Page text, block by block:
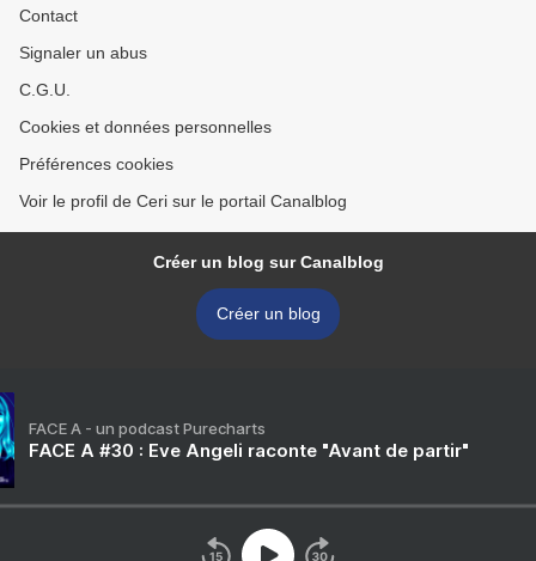
Contact
Signaler un abus
C.G.U.
Cookies et données personnelles
Préférences cookies
Voir le profil de Ceri sur le portail Canalblog
Créer un blog sur Canalblog
Créer un blog
FACE A - un podcast Purecharts
FACE A #30 : Eve Angeli raconte "Avant de partir"